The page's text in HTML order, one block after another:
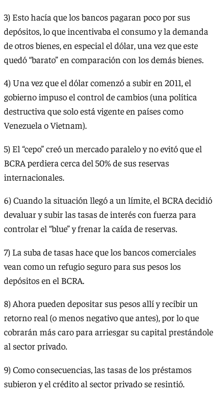
3) Esto hacía que los bancos pagaran poco por sus
depósitos, lo que incentivaba el consumo y la demanda
de otros bienes, en especial el dólar, una vez que este
quedó “barato” en comparación con los demás bienes.
4) Una vez que el dólar comenzó a subir en 2011, el
gobierno impuso el control de cambios (una política
destructiva que solo está vigente en países como
Venezuela o Vietnam).
5) El “cepo” creó un mercado paralelo y no evitó que el
BCRA perdiera cerca del 50% de sus reservas
internacionales.
6) Cuando la situación llegó a un límite, el BCRA decidió
devaluar y subir las tasas de interés con fuerza para
controlar el “blue” y frenar la caída de reservas.
7) La suba de tasas hace que los bancos comerciales
vean como un refugio seguro para sus pesos los
depósitos en el BCRA.
8) Ahora pueden depositar sus pesos allí y recibir un
retorno real (o menos negativo que antes), por lo que
cobrarán más caro para arriesgar su capital prestándole
al sector privado.
9) Como consecuencias, las tasas de los préstamos
subieron y el crédito al sector privado se resintió.